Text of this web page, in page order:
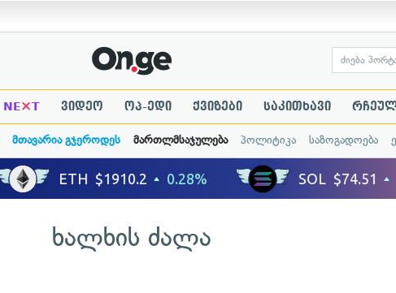
NE×T ვიდეო ოპ-ედი ქვიზები საკითხავი
მთავარია გჯეროდეს მართლმსაჯულება პოლიტიკა საზოგადოება
ხალხის ძალა